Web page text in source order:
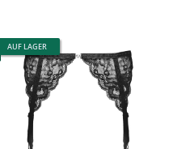
AUF LAGER